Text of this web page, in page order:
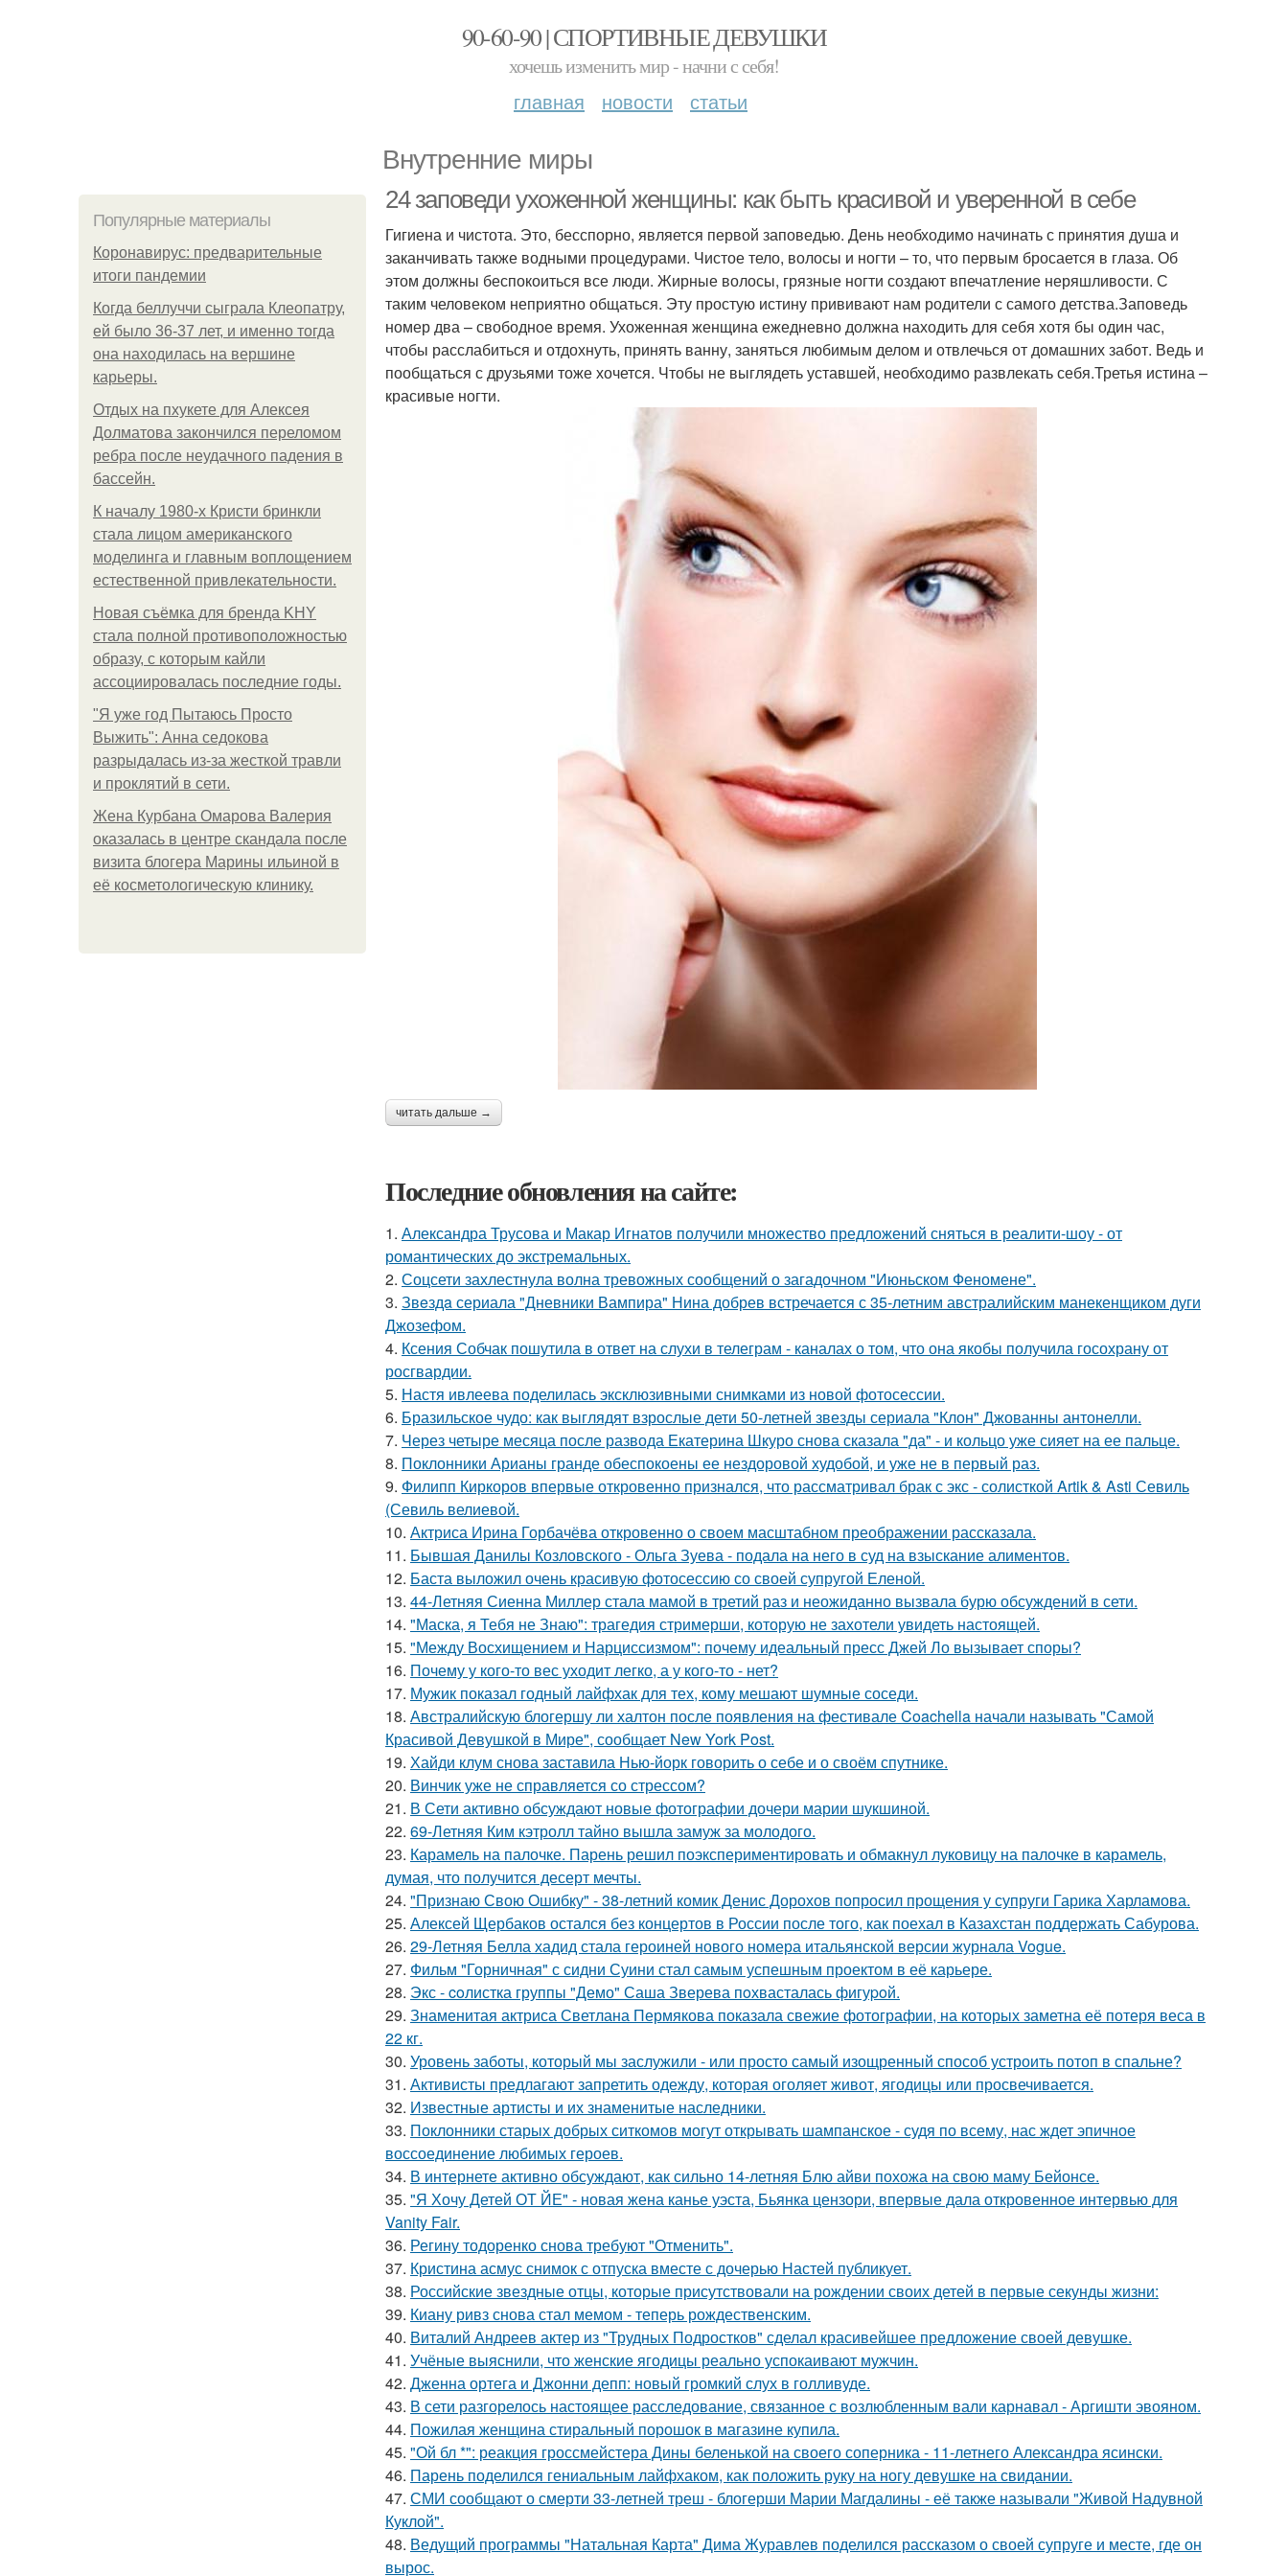
90-60-90 | СПОРТИВНЫЕ ДЕВУШКИ
хочешь изменить мир - начни с себя!
главная новости статьи
Внутренние миры
Популярные материалы
Коронавирус: предварительные
итоги пандемии
Когда беллуччи сыграла Клеопатру,
ей было 36-37 лет, и именно тогда
она находилась на вершине
карьеры.
Отдых на пхукете для Алексея
Долматова закончился переломом
ребра после неудачного падения в
бассейн.
К началу 1980-х Кристи бринкли
стала лицом американского
моделинга и главным воплощением
естественной привлекательности.
Новая съёмка для бренда KHY
стала полной противоположностью
образу, с которым кайли
ассоциировалась последние годы.
"Я уже год Пытаюсь Просто
Выжить": Анна седокова
разрыдалась из-за жесткой травли
и проклятий в сети.
Жена Курбана Омарова Валерия
оказалась в центре скандала после
визита блогера Марины ильиной в
её косметологическую клинику.
24 заповеди ухоженной женщины: как быть красивой и уверенной в себе
Гигиена и чистота. Это, бесспорно, является первой заповедью. День необходимо начинать с принятия душа и
заканчивать также водными процедурами. Чистое тело, волосы и ногти – то, что первым бросается в глаза. Об
этом должны беспокоиться все люди. Жирные волосы, грязные ногти создают впечатление неряшливости. С
таким человеком неприятно общаться. Эту простую истину прививают нам родители с самого детства.Заповедь
номер два – свободное время. Ухоженная женщина ежедневно должна находить для себя хотя бы один час,
чтобы расслабиться и отдохнуть, принять ванну, заняться любимым делом и отвлечься от домашних забот. Ведь и
пообщаться с друзьями тоже хочется. Чтобы не выглядеть уставшей, необходимо развлекать себя.Третья истина –
красивые ногти.
читать дальше →
Последние обновления на сайте:
1. Александра Трусова и Макар Игнатов получили множество предложений сняться в реалити-шоу - от
романтических до экстремальных.
2. Соцсети захлестнула волна тревожных сообщений о загадочном "Июньском Феномене".
3. Звeздa сериала "Дневники Вампира" Нина добрев встречается с 35-летним австралийским манекенщиком дуги
Джозефом.
4. Ксения Собчак пошутила в ответ на слухи в телеграм - каналах о том, что она якобы получила госохрану от
росгвардии.
5. Настя ивлеева поделилась эксклюзивными снимками из новой фотосессии.
6. Бразильское чудо: как выглядят взрослые дети 50-летней звезды сериала "Клон" Джованны антонелли.
7. Через четыре месяца после развода Екатерина Шкуро снова сказала "да" - и кольцо уже сияет на ее пальце.
8. Поклонники Арианы гранде обеспокоены ее нездоровой худобой, и уже не в первый раз.
9. Филипп Киркоров впервые откровенно признался, что рассматривал брак с экс - солисткой Artik & Asti Севиль
(Севиль велиевой.
10. Актриса Ирина Горбачёва откровенно о своем масштабном преображении рассказала.
11. Бывшая Данилы Козловского - Ольга Зуева - подала на него в суд на взыскание алиментов.
12. Баста выложил очень красивую фотосессию со своей супругой Еленой.
13. 44-Летняя Сиенна Миллер стала мамой в третий раз и неожиданно вызвала бурю обсуждений в сети.
14. "Маска, я Тебя не Знаю": трагедия стримерши, которую не захотели увидеть настоящей.
15. "Между Восхищением и Нарциссизмом": почему идеальный пресс Джей Ло вызывает споры?
16. Почему у кого-то вес уходит легко, а у кого-то - нет?
17. Мужик показал годный лайфхак для тех, кому мешают шумные соседи.
18. Австралийскую блогершу ли халтон после появления на фестивале Coachella начали называть "Самой
Красивой Девушкой в Мире", сообщает New York Post.
19. Хайди клум снова заставила Нью-йорк говорить о себе и о своём спутнике.
20. Винчик уже не справляется со стрессом?
21. В Сети активно обсуждают новые фотографии дочери марии шукшиной.
22. 69-Летняя Ким кэтролл тайно вышла замуж за молодого.
23. Карамель на палочке. Парень решил поэкспериментировать и обмакнул луковицу на палочке в карамель,
думая, что получится десерт мечты.
24. "Признаю Свою Ошибку" - 38-летний комик Денис Дорохов попросил прощения у супруги Гарика Харламова.
25. Алексей Щербаков остался без концертов в России после того, как поехал в Казахстан поддержать Сабурова.
26. 29-Летняя Белла хадид стала героиней нового номера итальянской версии журнала Vogue.
27. Фильм "Горничная" с сидни Суини стал самым успешным проектом в её карьере.
28. Экс - coлистка группы "Демо" Саша Зверева пoхвасталась фигуpoй.
29. Знаменитая актриса Светлана Пермякова показала свежие фотографии, на которых заметна её потеря веса в
22 кг.
30. Уровень заботы, который мы заслужили - или просто самый изощренный способ устроить потоп в спальне?
31. Активисты предлагают запретить одежду, которая оголяет живот, ягодицы или просвечивается.
32. Известные артисты и их знаменитые наследники.
33. Поклонники старых добрых ситкомов могут открывать шампанское - судя по всему, нас ждет эпичное
воссоединение любимых героев.
34. В интернете активно обсуждают, как сильно 14-летняя Блю айви похожа на свою маму Бейонсе.
35. "Я Хочу Детей ОТ ЙЕ" - новая жена канье уэста, Бьянка цензори, впервые дала откровенное интервью для
Vanity Fair.
36. Регину тодоренко снова требуют "Отменить".
37. Кристина асмус снимок с отпуска вместе с дочерью Настей публикует.
38. Российские звездные отцы, которые присутствовали на рождении своих детей в первые секунды жизни:
39. Киану ривз снова стал мемом - теперь рождественским.
40. Виталий Андреев актер из "Трудных Подростков" сделал красивейшее предложение своей девушке.
41. Учёные выяснили, что женские ягодицы реально успокаивают мужчин.
42. Дженна ортега и Джонни депп: новый громкий слух в голливуде.
43. В сети разгорелось настоящее расследование, связанное с возлюбленным вали карнавал - Аргишти эвояном.
44. Пожилая женщина стиральный порошок в магазине купила.
45. "Ой бл *": реакция гроссмейстера Дины беленькой на своего соперника - 11-летнего Александра ясински.
46. Парень поделился гениальным лайфхаком, как положить руку на ногу девушке на свидании.
47. СМИ сообщают о смерти 33-летней треш - блогерши Марии Магдалины - её также называли "Живой Надувной
Куклой".
48. Ведущий программы "Натальная Карта" Дима Журавлев поделился рассказом о своей супруге и месте, где он
вырос.